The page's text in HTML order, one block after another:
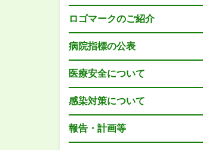
ロゴマークのご紹介
病院指標の公表
医療安全について
感染対策について
報告・計画等